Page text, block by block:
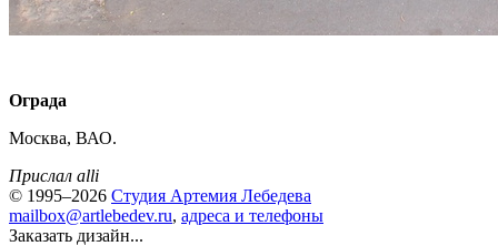
Ограда
Москва, ВАО.
Прислал alli
© 1995–2026 Студия Артемия Лебедева
mailbox@artlebedev.ru, адреса и телефоны
Заказать дизайн...